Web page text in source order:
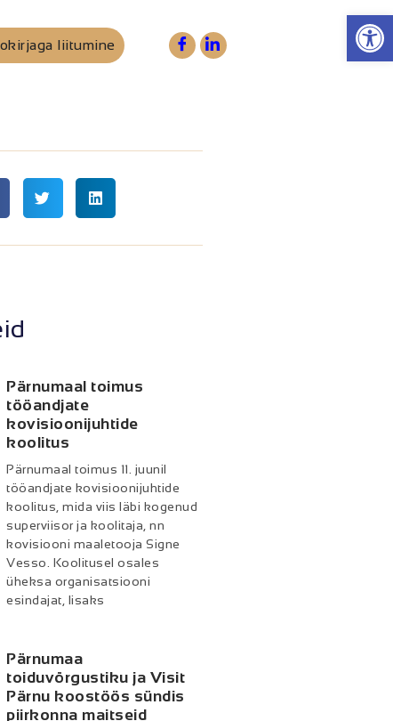
liitumine
Pärnumaal toimus
tööandjate
kovisioonijuhtide
koolitus
Pärnumaal toimus 11. juunil
tööandjate kovisioonijuhtide
koolitus, mida viis läbi kogenud
superviisor ja koolitaja, nn
kovisiooni maaletooja Signe
Vesso. Koolitusel osales
üheksa organisatsiooni
esindajat, lisaks
Pärnumaa
toiduvõrgustiku ja Visit
Pärnu koostöös sündis
piirkonna maitseid